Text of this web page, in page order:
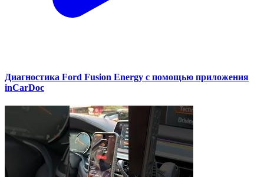
Диагностика Ford Fusion Energy с помощью приложения
inCarDoc